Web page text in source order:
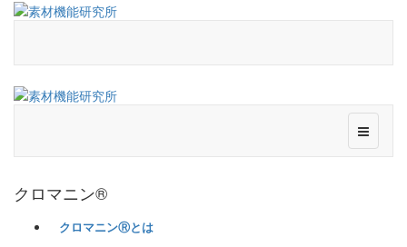
クロマニン®
クロマニンⓇとは